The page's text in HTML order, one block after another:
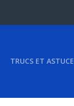
TRUCS ET